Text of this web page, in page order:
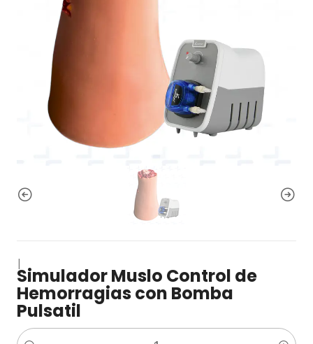
|
Simulador Muslo Control de
Hemorragias con Bomba
Pulsatil